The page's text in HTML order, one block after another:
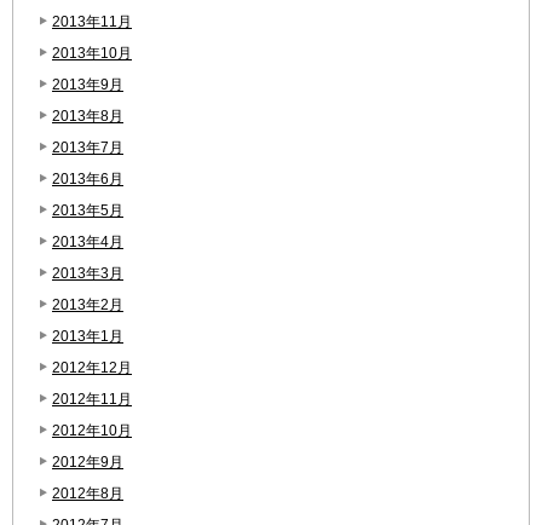
2013年11月
2013年10月
2013年9月
2013年8月
2013年7月
2013年6月
2013年5月
2013年4月
2013年3月
2013年2月
2013年1月
2012年12月
2012年11月
2012年10月
2012年9月
2012年8月